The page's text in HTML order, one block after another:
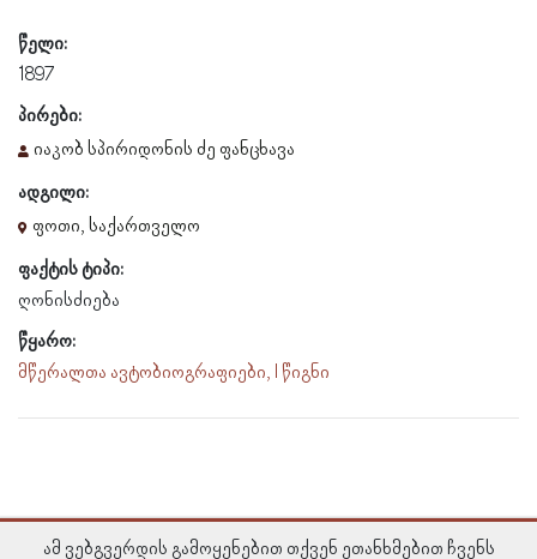
წელი:
1897
პირები:
იაკობ სპირიდონის ძე ფანცხავა
ადგილი:
ფოთი, საქართველო
ფაქტის ტიპი:
ღონისძიება
წყარო:
მწერალთა ავტობიოგრაფიები, I წიგნი
ამ ვებგვერდის გამოყენებით თქვენ ეთანხმებით ჩვენს